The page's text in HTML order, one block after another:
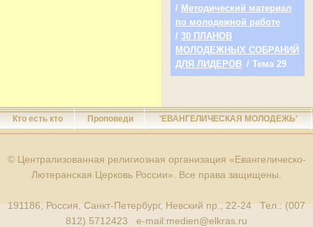
/ Методический материал
по молодежной работе
/ 30 ПЛАНОВ
МОЛОДЕЖНЫХ СОБРАНИЙ
ДЛЯ ЛИДЕРОВ / Тема 29
Кто есть кто Проповеди 'ЕВАНГЕЛИЧЕСКАЯ МОЛОДЕЖЬ'
© Централизованная религиозная организация «Евангелическо-
Лютеранская Церковь России». Все права защищены.
191186, Россия, Санкт-Петербург, Невский пр., 22-24 Тел.: (007
812) 5712423 e-mail:medien@elkras.ru